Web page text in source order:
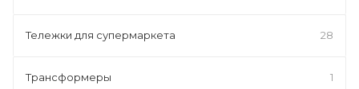
Тележки для супермаркета 28
Трансформеры 1